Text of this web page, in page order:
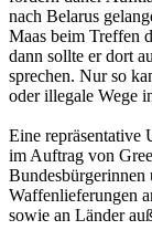
nach Belarus
Maas beim Treffen
dann sollte er dort
sprechen. Nur so
oder illegale Wege
Eine repräsentative
im Auftrag von
Bundesbürgerinnen
Waffenlieferungen
sowie an Länder